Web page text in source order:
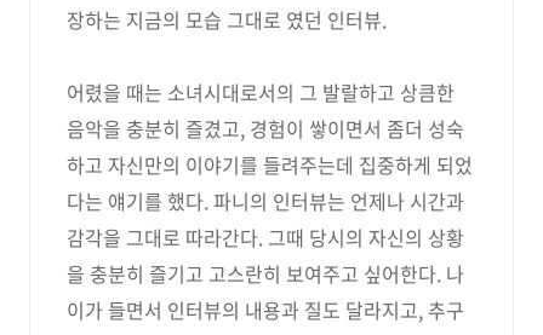
장하는 지금의 모습 그대로 였던 인터뷰.
어렸을 때는 소녀시대로서의 그 발랄하고 상큼한
음악을 충분히 즐겼고, 경험이 쌓이면서 좀더 성숙
하고 자신만의 이야기를 들려주는데 집중하게 되었
다는 얘기를 했다. 파니의 인터뷰는 언제나 시간과
감각을 그대로 따라간다. 그때 당시의 자신의 상황
을 충분히 즐기고 고스란히 보여주고 싶어한다. 나
이가 들면서 인터뷰의 내용과 질도 달라지고, 추구